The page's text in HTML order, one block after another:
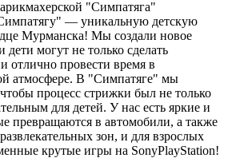
— уникальную детскую
Мурманска! Мы создали новое
дети могут не только сделать
отлично провести время в
атмосфере. В "Симпатяге" мы
процесс стрижки был не только
для детей. У нас есть яркие и
превращаются в автомобили, а также
зон, и для взрослых
крутые игры на SonyPlayStation!